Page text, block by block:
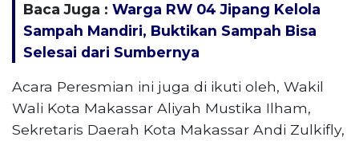
Baca Juga : Warga RW 04 Jipang Kelola
Sampah Mandiri, Buktikan Sampah Bisa
Selesai dari Sumbernya
Acara Peresmian ini juga di ikuti oleh, Wakil
Wali Kota Makassar Aliyah Mustika Ilham,
Sekretaris Daerah Kota Makassar Andi Zulkifly,